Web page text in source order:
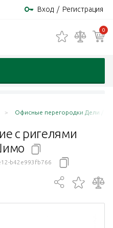
Вход / Регистрация
0
Офисные перегородки Дели /
с ригелями
b42e993fb766